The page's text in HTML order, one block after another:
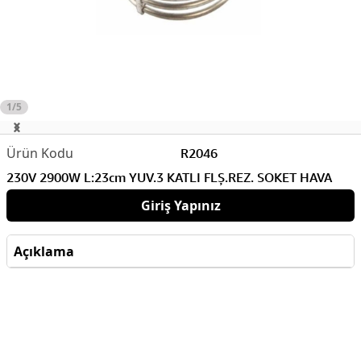
1/5
R2046
230V 2900W L:23cm YUV.3 KATLI FLŞ.REZ. SOKET HAVA
Giriş Yapınız
Açıklama